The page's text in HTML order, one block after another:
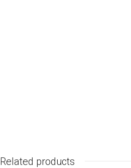
Related products